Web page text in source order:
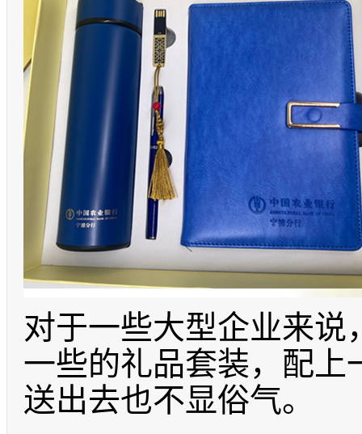
对于一些大型企业来
一些的礼品套装，配上
送出去也不显俗气。